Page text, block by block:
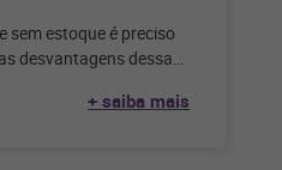
sem estoque é preciso
desvantagens dessa
+ saiba mais